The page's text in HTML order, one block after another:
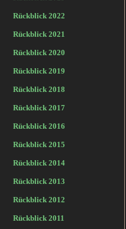
Rückblick 2022
Rückblick 2021
Rückblick 2020
Rückblick 2019
Rückblick 2018
Rückblick 2017
Rückblick 2016
Rückblick 2015
Rückblick 2014
Rückblick 2013
Rückblick 2012
Rückblick 2011